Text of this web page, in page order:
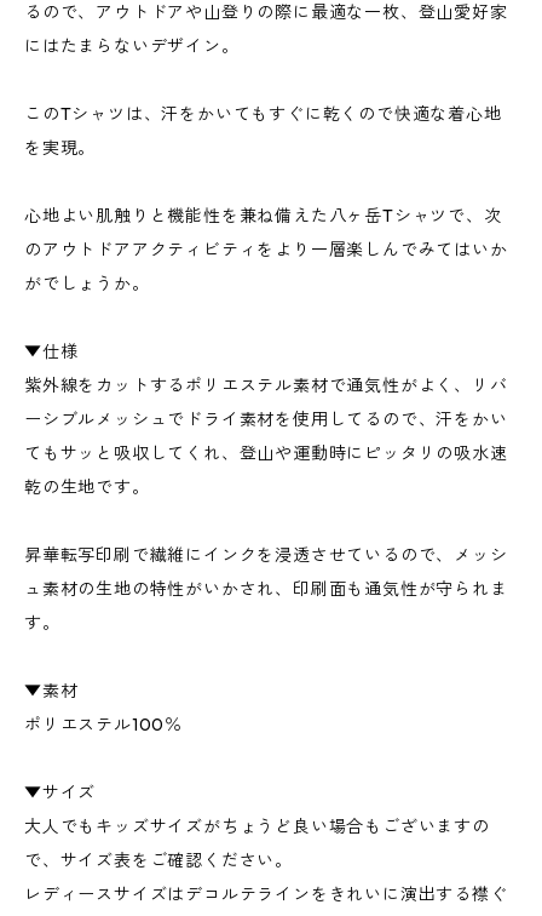
るので、アウトドアや山登りの際に最適な一枚、登山愛好家
にはたまらないデザイン。
このTシャツは、汗をかいてもすぐに乾くので快適な着心地
を実現。
心地よい肌触りと機能性を兼ね備えた八ヶ岳Tシャツで、次
のアウトドアアクティビティをより一層楽しんでみてはいか
がでしょうか。
▼仕様
紫外線をカットするポリエステル素材で通気性がよく、リバ
ーシブルメッシュでドライ素材を使用してるので、汗をかい
てもサッと吸収してくれ、登山や運動時にピッタリの吸水速
乾の生地です。
昇華転写印刷で繊維にインクを浸透させているので、メッシ
ュ素材の生地の特性がいかされ、印刷面も通気性が守られま
す。
▼素材
ポリエステル100％
▼サイズ
大人でもキッズサイズがちょうど良い場合もございますの
で、サイズ表をご確認ください。
レディースサイズはデコルテラインをきれいに演出する襟ぐ